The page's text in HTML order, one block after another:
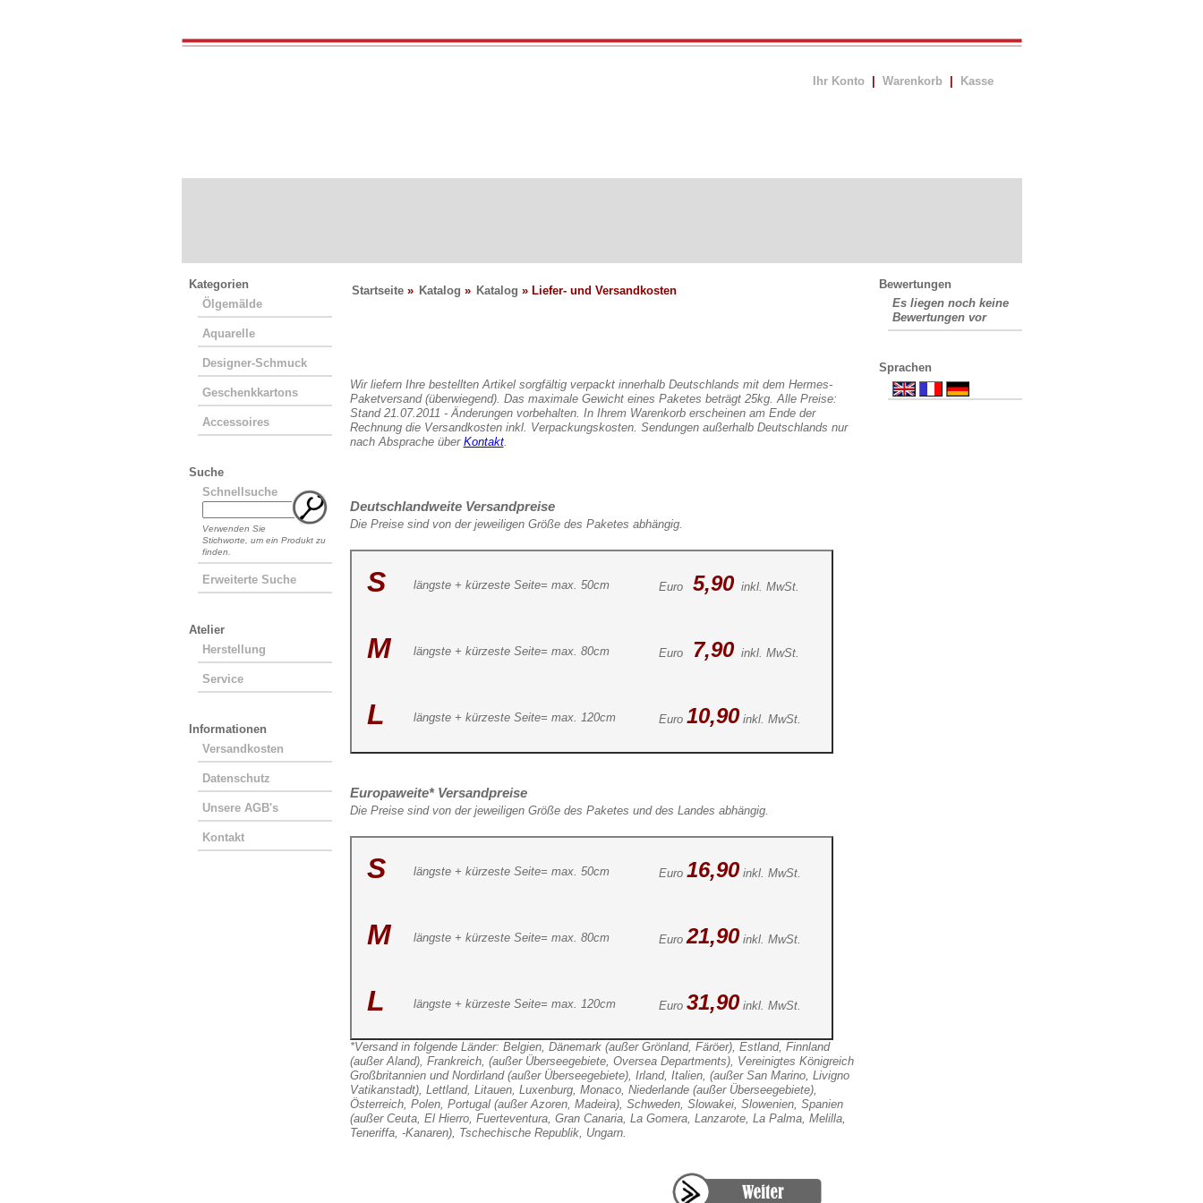
Ihr Konto| Warenkorb| Kasse
Kategorien
Ölgemälde
Aquarelle
Designer-Schmuck
Geschenkkartons
Accessoires
Suche
Schnellsuche
Verwenden Sie
Stichworte, um ein Produkt zu
finden.
Erweiterte Suche
Atelier
Herstellung
Service
Informationen
Versandkosten
Datenschutz
Unsere AGB's
Kontakt
Startseite» Katalog » Katalog » Liefer- und Versandkosten
Wir liefern Ihre bestellten Artikel sorgfältig verpackt innerhalb Deutschlands mit dem Hermes-
Paketversand (überwiegend). Das maximale Gewicht eines Paketes beträgt 25kg. Alle Preise:
Stand 21.07.2011 - Änderungen vorbehalten. In Ihrem Warenkorb erscheinen am Ende der
Rechnung die Versandkosten inkl. Verpackungskosten. Sendungen außerhalb Deutschlands nur
nach Absprache über Kontakt.
Deutschlandweite Versandpreise
Die Preise sind von der jeweiligen Größe des Paketes abhängig.
S längste + kürzeste Seite= max. 50cm Euro 5,90inkl. MwSt.
M längste + kürzeste Seite= max. 80cm Euro 7,90 inkl. MwSt.
L längste + kürzeste Seite= max. 120cm Euro 10,90inkl. MwSt.
Europaweite* Versandpreise
Die Preise sind von der jeweiligen Größe des Paketes und des Landes abhängig.
S längste + kürzeste Seite= max. 50cm Euro 16,90inkl. MwSt.
M längste + kürzeste Seite= max. 80cm Euro21,90 inkl. MwSt.
L längste + kürzeste Seite= max. 120cm Euro 31,90inkl. MwSt.
*Versand in folgende Länder: Belgien, Dänemark (außer Grönland, Färöer), Estland, Finnland
(außer Aland), Frankreich, (außer Überseegebiete, Oversea Departments), Vereinigtes Königreich
Großbritannien und Nordirland (außer Überseegebiete), Irland, Italien, (außer San Marino, Livigno
Vatikanstadt), Lettland, Litauen, Luxenburg, Monaco, Niederlande (außer Überseegebiete),
Österreich, Polen, Portugal (außer Azoren, Madeira), Schweden, Slowakei, Slowenien, Spanien
(außer Ceuta, El Hierro, Fuerteventura, Gran Canaria, La Gomera, Lanzarote, La Palma, Melilla,
Teneriffa, -Kanaren), Tschechische Republik, Ungarn.
Bewertungen
Es liegen noch keine
Bewertungen vor
Sprachen